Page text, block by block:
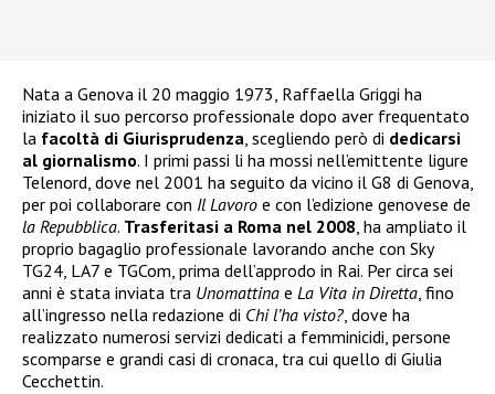
Nata a Genova il 20 maggio 1973, Raffaella Griggi ha
iniziato il suo percorso professionale dopo aver frequentato
la facoltà di Giurisprudenza, scegliendo però di dedicarsi
al giornalismo. I primi passi li ha mossi nell’emittente ligure
Telenord, dove nel 2001 ha seguito da vicino il G8 di Genova,
per poi collaborare con Il Lavoro e con l’edizione genovese de
la Repubblica. Trasferitasi a Roma nel 2008, ha ampliato il
proprio bagaglio professionale lavorando anche con Sky
TG24, LA7 e TGCom, prima dell’approdo in Rai. Per circa sei
anni è stata inviata tra Unomattina e La Vita in Diretta, fino
all’ingresso nella redazione di Chi l’ha visto?, dove ha
realizzato numerosi servizi dedicati a femminicidi, persone
scomparse e grandi casi di cronaca, tra cui quello di Giulia
Cecchettin.